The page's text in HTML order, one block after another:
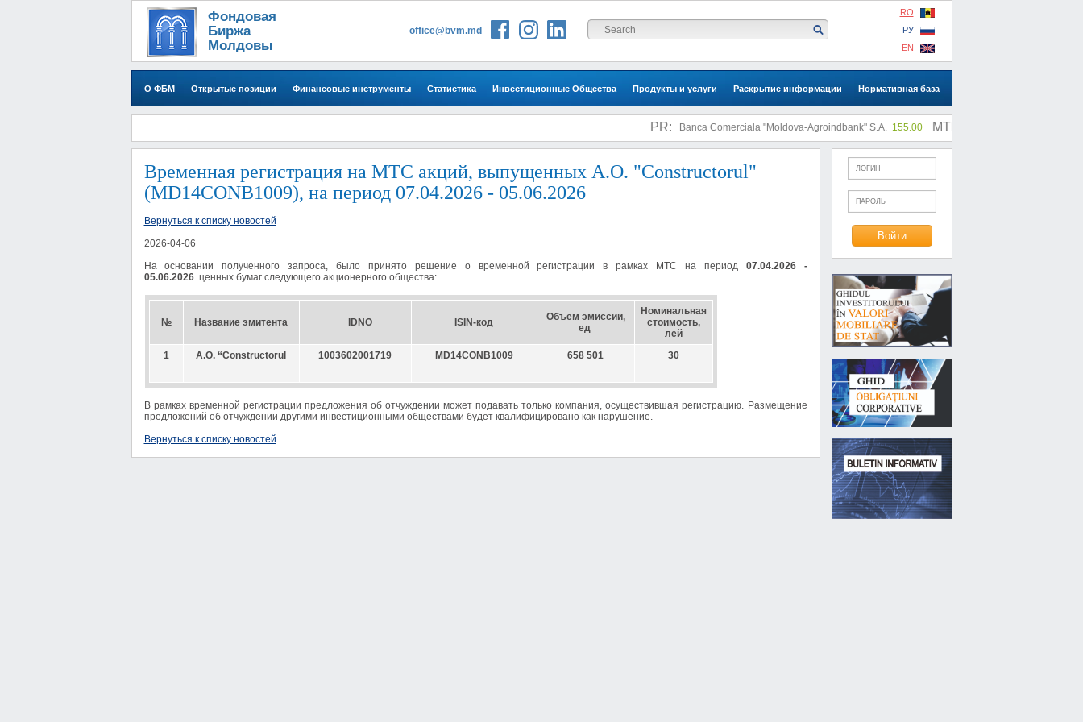
Фондовая
Биржа
Молдовы
RO
РУ
EN
office@bvm.md
О ФБМ Открытые позиции Финансовые инструменты Статистика Инвестиционные Общества Продукты и услуги Раскрытие информации Нормативная база
PR: Banca Comerciala "Moldova-Agroindbank" S.A. 155.00 MTF: |
​Временная регистрация на МТС акций, выпущенных A.O. "Constructorul"
(MD14CONB1009), на период 07.04.2026 - 05.06.2026
Вернуться к списку новостей
2026-04-06
На основании полученного запроса, было принято решение о временной регистрации в рамках MTС на период 07.04.2026 -
05.06.2026 ценных бумаг следующего акционерного общества:
№ Название эмитента IDNO ISIN-код
Объем эмиссии,
ед
Номинальная
стоимость,
лей
1
A.O. “Constructorul 1003602001719 MD14CONB1009 658 501 30
В рамках временной регистрации предложения об отчуждении может подавать только компания, осуществившая регистрацию. Размещение
предложений об отчуждении другими инвестиционными обществами будет квалифицировано как нарушение.
Вернуться к списку новостей